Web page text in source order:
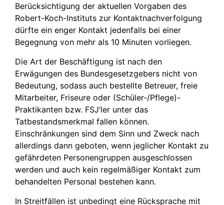
Berücksichtigung der aktuellen Vorgaben des
Robert-Koch-Instituts zur Kontaktnachverfolgung
dürfte ein enger Kontakt jedenfalls bei einer
Begegnung von mehr als 10 Minuten vorliegen.
Die Art der Beschäftigung ist nach den
Erwägungen des Bundesgesetzgebers nicht von
Bedeutung, sodass auch bestellte Betreuer, freie
Mitarbeiter, Friseure oder (Schüler-/Pflege)-
Praktikanten bzw. FSJ‘ler unter das
Tatbestandsmerkmal fallen können.
Einschränkungen sind dem Sinn und Zweck nach
allerdings dann geboten, wenn jeglicher Kontakt zu
gefährdeten Personengruppen ausgeschlossen
werden und auch kein regelmäßiger Kontakt zum
behandelten Personal bestehen kann.
In Streitfällen ist unbedingt eine Rücksprache mit